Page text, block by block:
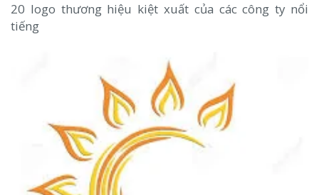
20 logo thương hiệu kiệt xuất của các công ty nổi
tiếng